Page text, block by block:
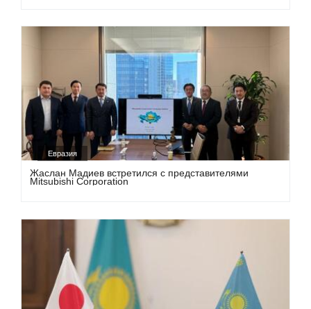
Евразия
Жаслан Мадиев встретился с представителями
Mitsubishi Corporation